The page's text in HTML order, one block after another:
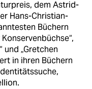
dem Astrid-
Hans-Christian-
Büchern
und „Gretchen
in ihren Büchern